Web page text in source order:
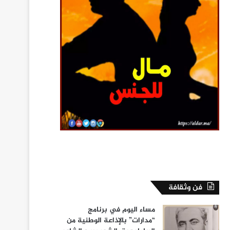
فن وثقافة
مساء اليوم في برنامج
“مدارات” بالإذاعة الوطنية من